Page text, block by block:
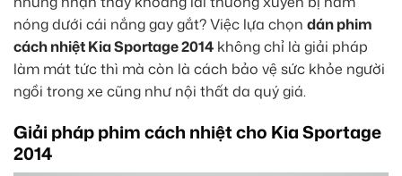
nóng dưới cái nắng gay gắt? Việc lựa chọn dán phim
cách nhiệt Kia Sportage 2014 không chỉ là giải pháp
làm mát tức thì mà còn là cách bảo vệ sức khỏe người
ngồi trong xe cũng như nội thất da quý giá.
Giải pháp phim cách nhiệt cho Kia Sportage
2014